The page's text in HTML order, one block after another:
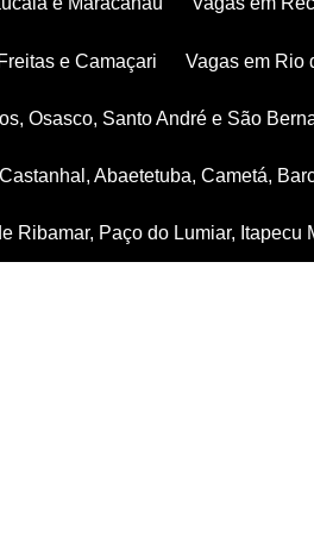
e Camaçari Vagas em Rio
Osasco, Santo André e São
Abaetetuba, Cametá,
Ribamar, Paço do Lumiar, Itapecu